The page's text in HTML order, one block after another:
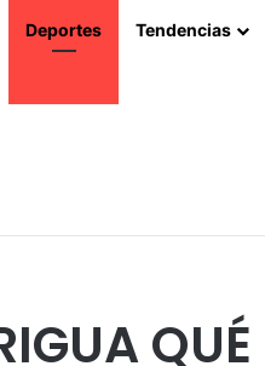
Deportes Tendencias
QUÉ